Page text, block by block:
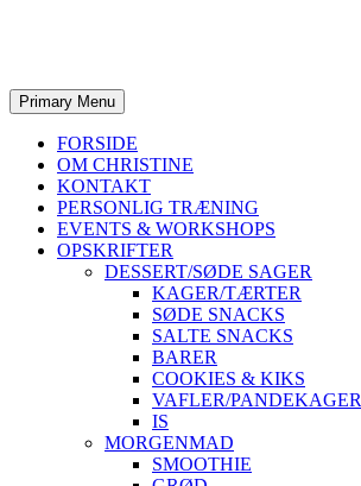
Primary Menu
FORSIDE
OM CHRISTINE
KONTAKT
PERSONLIG TRÆNING
EVENTS & WORKSHOPS
OPSKRIFTER
DESSERT/SØDE SAGER
KAGER/TÆRTER
SØDE SNACKS
SALTE SNACKS
BARER
COOKIES & KIKS
VAFLER/PANDEKAGER
IS
MORGENMAD
SMOOTHIE